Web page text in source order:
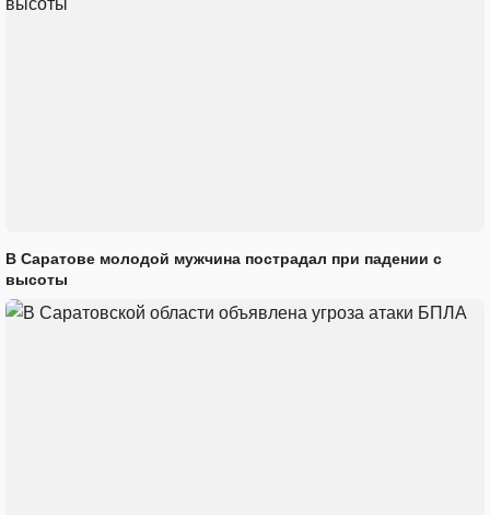
В Саратове молодой мужчина пострадал при падении с
высоты